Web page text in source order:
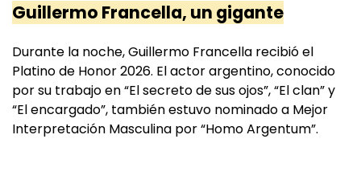
Guillermo Francella, un gigante
Durante la noche, Guillermo Francella recibió el
Platino de Honor 2026. El actor argentino, conocido
por su trabajo en “El secreto de sus ojos”, “El clan” y
“El encargado”, también estuvo nominado a Mejor
Interpretación Masculina por “Homo Argentum”.